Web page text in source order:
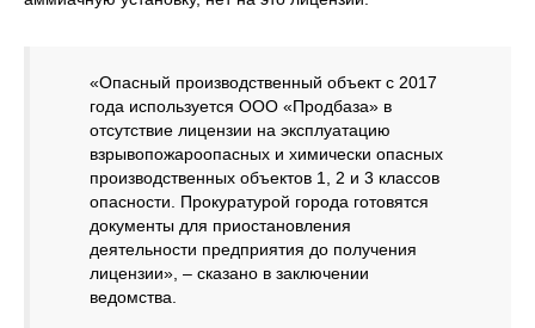
«Опасный производственный объект с 2017
года используется ООО «Продбаза» в
отсутствие лицензии на эксплуатацию
взрывопожароопасных и химически опасных
производственных объектов 1, 2 и 3 классов
опасности. Прокуратурой города готовятся
документы для приостановления
деятельности предприятия до получения
лицензии», – сказано в заключении
ведомства.